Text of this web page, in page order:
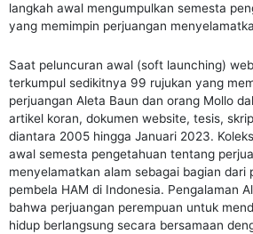
langkah awal mengumpulkan semesta
yang memimpin perjuangan
Saat peluncuran awal (soft launching)
terkumpul sedikitnya 99 rujukan yang
perjuangan Aleta Baun dan orang Mollo
artikel koran, dokumen website, tesis,
diantara 2005 hingga Januari 2023.
awal semesta pengetahuan tentang
menyelamatkan alam sebagai bagian dari
pembela HAM di Indonesia. Pengalaman
bahwa perjuangan perempuan untuk
hidup berlangsung secara bersamaan